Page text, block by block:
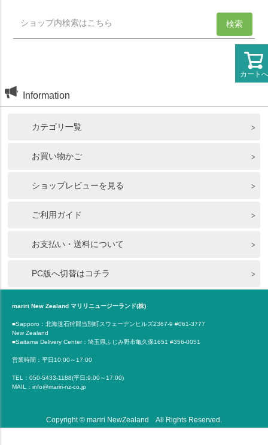
カートへ
Information
カテゴリ一覧
お買い物かご
ショップレビューを見る
ご利用ガイド
お支払い・送料について
PC版へ切替はコチラ
mariri New Zealand マリリニュージーランド(株)
■Sapporo：北海道石狩郡当別町スウェーデンヒルズ2367-9 #061-3777
New Zealand
■Saitama Delivery Center：埼玉県ふじみ野市亀久保1651 #356-0051
営業時間：平日10:00～17:00
TEL：050-5433-1188(平日:9:00～17:00)
MAIL：info@mariri-nz-co.jp
Copyright © mariri NewZealand All Rights Reserved.